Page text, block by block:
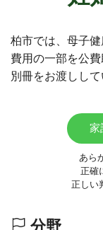
柏市では、母子
費用の一部を公
別冊をお渡しして
家
あら
正確
正しい
分野